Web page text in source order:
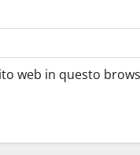
web in questo